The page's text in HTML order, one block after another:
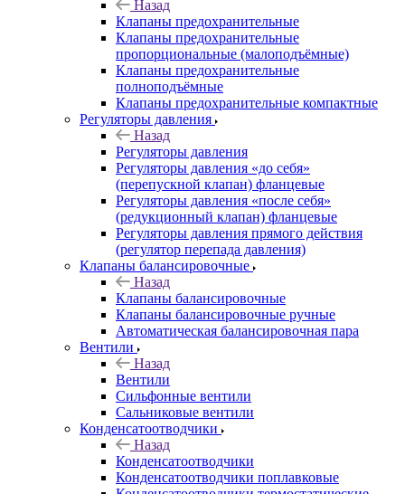
Назад
Клапаны предохранительные
Клапаны предохранительные
пропорциональные (малоподъёмные)
Клапаны предохранительные
полноподъёмные
Клапаны предохранительные компактные
Регуляторы давления
Назад
Регуляторы давления
Регуляторы давления «до себя»
(перепускной клапан) фланцевые
Регуляторы давления «после себя»
(редукционный клапан) фланцевые
Регуляторы давления прямого действия
(регулятор перепада давления)
Клапаны балансировочные
Назад
Клапаны балансировочные
Клапаны балансировочные ручные
Автоматическая балансировочная пара
Вентили
Назад
Вентили
Сильфонные вентили
Сальниковые вентили
Конденсатоотводчики
Назад
Конденсатоотводчики
Конденсатоотводчики поплавковые